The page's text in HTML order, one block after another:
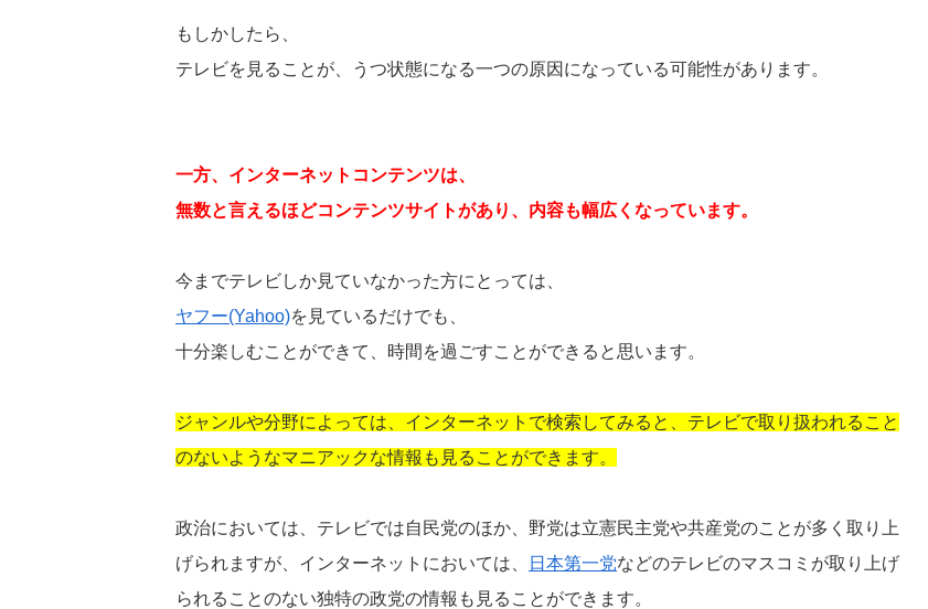
もしかしたら、
テレビを見ることが、うつ状態になる一つの原因になっている可能性があります。
一方、インターネットコンテンツは、
無数と言えるほどコンテンツサイトがあり、内容も幅広くなっています。
今までテレビしか見ていなかった方にとっては、
ヤフー(Yahoo)を見ているだけでも、
十分楽しむことができて、時間を過ごすことができると思います。
ジャンルや分野によっては、インターネットで検索してみると、テレビで取り扱われること
のないようなマニアックな情報も見ることができます。
政治においては、テレビでは自民党のほか、野党は立憲民主党や共産党のことが多く取り上
げられますが、インターネットにおいては、
日本第一党などのテレビのマスコミが取り上げ
られることのない独特の政党の情報も見ることができます。